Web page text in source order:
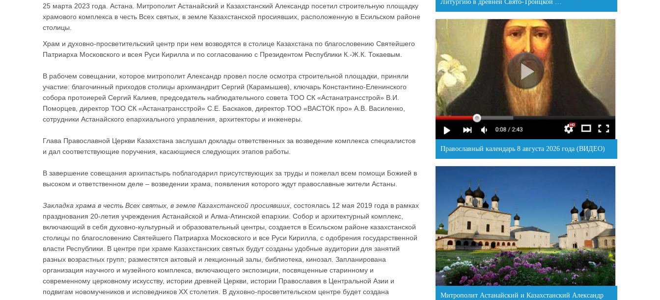
25 марта 2023 года. Астана. Митрополит Астанайский и Казахстанский Александр посетил строительную площадку
храмового комплекса в честь Всех святых, в земле Казахстанской просиявших, расположенную в Есильском районе
столицы.
Храм и духовно-просветительский центр при нем возводятся в столице Казахстана по благословению Святейшего
Патриарха Московского и всея Руси Кирилла и по согласованию с Президентом Республики К.-Ж.К. Токаевым.
В рабочем совещании, которое митрополит Александр провел после осмотра строительной площадки, приняли
участие: благочинный приходов столицы архимандрит Сергий (Карамышев), ключарь Константино-Еленинского
собора протоиерей Сергий Калиев, председатель наблюдательного совета ТОО СК «Астанатрансстрой» В.И.
Поморцев, директор ТОО СК «Астанатрансстрой» С.Е. Баскаков, директор ТОО «ВАСТОК про» А.В. Василенко,
сотрудники Астанайского епархиального управления, архитекторы и инженеры.
Глава Православной Церкви Казахстана заслушал доклады ответственных за возведение комплекса специалистов
и дал соответствующие поручения, касающиеся следующих этапов работы.
В завершение совещания архипастырь поблагодарил присутствующих за труды и пожелал всем помощи Божией в
высоком и ответственном деле – возведении храма, появления которого ждут православные жители Астаны.
Закладка храма в честь Всех святых, в земле Казахстанской просиявших , состоялась 12 мая 2019 года в рамках
празднования 20-летия учреждения Астанайской и Алма-Атинской епархии. Собор и архитектурный комплекс,
включающий в себя духовно-культурный и образовательный центры, создается в Есильском районе казахстанской
столицы по благословению Святейшего Патриарха Московского и все Руси Кирилла, с одобрения государственной
власти Республики. В центре при храме Казахстанских святых будут созданы удобные аудитории для занятий
разных возрастных групп; разместятся актовый и лекционный залы, библиотека, кинозал. Запланирована
организация научного и музейного комплекса, включающего экспозиции, посвященные старинному и
современному церковному искусству, истории древней Церкви, истории Православия в Центральной Азии и
подвигам новомучеников и исповедников ХХ столетия. В духовно-просветительском центре будет создана
Литургию в древней Свято-Троицкой …
Православный календарь 8 августа 2026 года (ВИДЕО)
Митрополит Астанайский и Казахстанский Александр